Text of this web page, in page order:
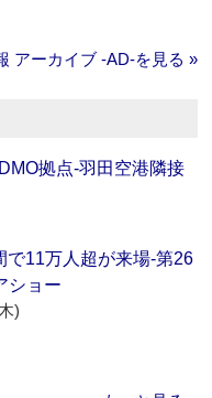
アーカイブ ‐AD‐を見る »
拠点‐羽田空港隣接
で11万人超が来場‐第26
ショー
)